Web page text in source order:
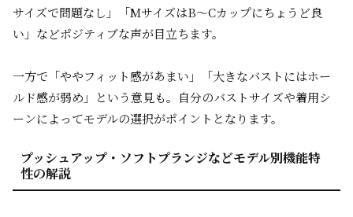
サイズで問題なし」「MサイズはB～Cカップにちょうど良
い」などポジティブな声が目立ちます。
一方で「ややフィット感があまい」「大きなバストにはホー
ルド感が弱め」という意見も。自分のバストサイズや着用シ
ーンによってモデルの選択がポイントとなります。
プッシュアップ・ソフトプランジなどモデル別機能特
性の解説